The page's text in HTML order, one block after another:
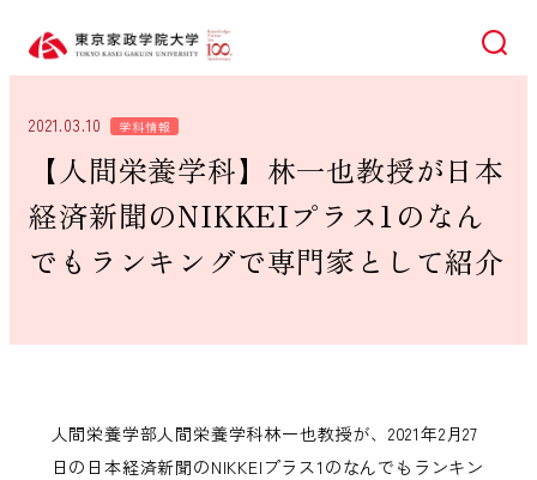
検索
2021.03.10 学科情報
【人間栄養学科】林一也教授が日本
経済新聞のNIKKEIプラス1のなん
でもランキングで専門家として紹介
人間栄養学部人間栄養学科林一也教授が、2021年2月27
日の日本経済新聞のNIKKEIプラス1のなんでもランキン